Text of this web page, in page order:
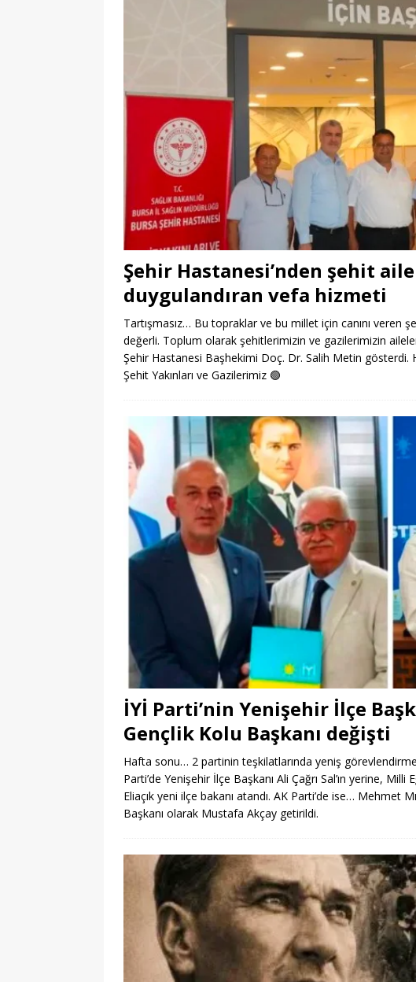
Şehir Hastanesi’nden şehit
duygulandıran vefa hizmeti
Tartışmasız… Bu topraklar ve bu millet için canını veren
değerli. Toplum olarak şehitlerimizin ve gazilerimizin
Şehir Hastanesi Başhekimi Doç. Dr. Salih Metin
Şehit Yakınları ve Gazilerimiz 🟢
İYİ Parti’nin Yenişehir İlçe
Gençlik Kolu Başkanı değişti
Hafta sonu… 2 partinin teşkilatlarında yeniş
Parti’de Yenişehir İlçe Başkanı Ali Çağrı Sal’ın yerine,
Eliaçık yeni ilçe bakanı atandı. AK Parti’de ise… Mehmet
Başkanı olarak Mustafa Akçay getirildi.